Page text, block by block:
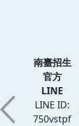
南臺招生
官方
LINE
LINE ID:
750vstpf